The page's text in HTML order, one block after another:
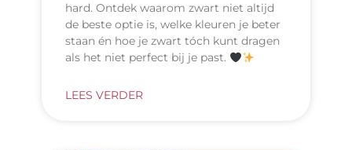
hard. Ontdek waarom zwart niet altijd
de beste optie is, welke kleuren je beter
staan én hoe je zwart tóch kunt dragen
als het niet perfect bij je past.
LEES VERDER